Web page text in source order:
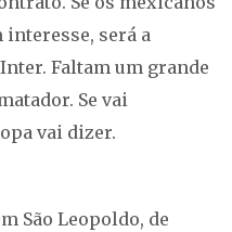
será a
Faltam um grande
Se vai
vai dizer.
São Leopoldo, de